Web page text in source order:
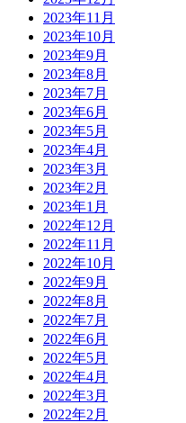
2023年11月
2023年10月
2023年9月
2023年8月
2023年7月
2023年6月
2023年5月
2023年4月
2023年3月
2023年2月
2023年1月
2022年12月
2022年11月
2022年10月
2022年9月
2022年8月
2022年7月
2022年6月
2022年5月
2022年4月
2022年3月
2022年2月